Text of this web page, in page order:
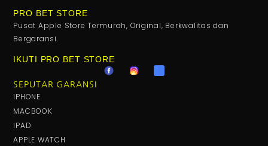
PRO BET STORE
Pusat Apple Store Termurah, Original, Berkwalitas dan
Bergaransi.
IKUTI PRO BET STORE
SEPUTAR GARANSI
IPHONE
MACBOOK
IPAD
APPLE WATCH